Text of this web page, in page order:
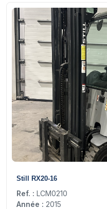
Still RX20-16
Ref. : LCM0210
Année : 2015